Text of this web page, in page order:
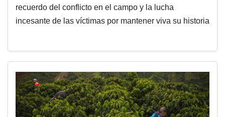
recuerdo del conflicto en el campo y la lucha
incesante de las víctimas por mantener viva su historia